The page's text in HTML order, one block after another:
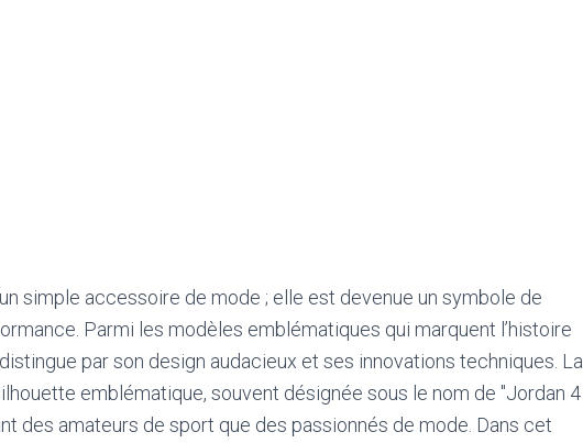
simple accessoire de mode ; elle est devenue un symbole de
Parmi les modèles emblématiques qui marquent l’histoire
par son design audacieux et ses innovations techniques. La
emblématique, souvent désignée sous le nom de "Jordan 4
des amateurs de sport que des passionnés de mode. Dans cet